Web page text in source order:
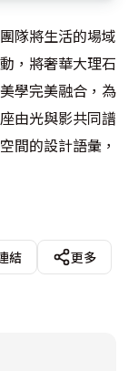
隊將生活的場域
，將奢華大理石
學完美融合，為
由光與影共同譜
間的設計語彙，
用米色與杏色作
與明亮質感，為
。巧妙運用大理
與金屬的俐落之
結
更多